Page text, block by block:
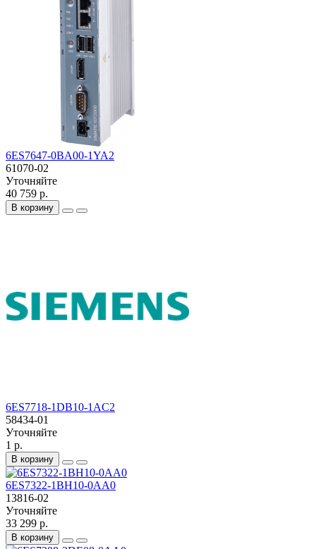
6ES7647-0BA00-1YA2
61070-02
Уточняйте
40 759 р.
В корзину
6ES7718-1DB10-1AC2
58434-01
Уточняйте
1 р.
В корзину
6ES7322-1BH10-0AA0
13816-02
Уточняйте
33 299 р.
В корзину